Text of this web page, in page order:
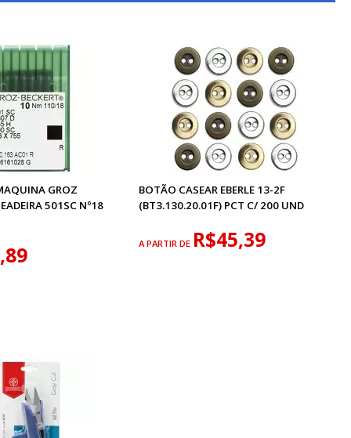
GROZ
501SC Nº18
BOTÃO CASEAR EBERLE 13-2F
(BT3.130.20.01F) PCT C/ 200 UND
A PARTIR DE R$45,39